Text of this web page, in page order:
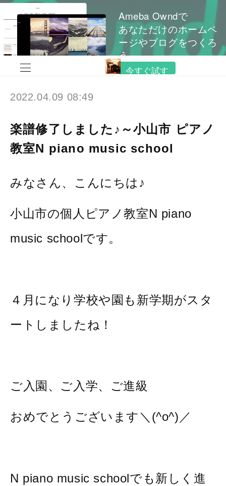
Ameba Owndで
あなただけのホームペ
ージやブログをつくろ
う
今すぐ試す
2022.04.09 08:49
楽譜修了しました♪～小山市 ピアノ
教室N piano music school
みなさん、こんにちは♪
小山市の個人ピアノ教室N piano
music schoolです。
４月になり学校や園も新学期がスタ
ートしましたね！
ご入園、ご入学、ご進級
おめでとうございます＼(^o^)／
N piano music schoolでも新しく進